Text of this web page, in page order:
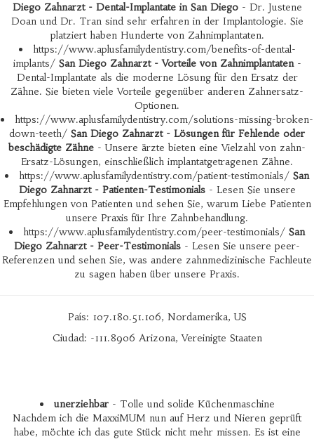
Diego Zahnarzt - Dental-Implantate in San Diego- Dr. Justene
Doan und Dr. Tran sind sehr erfahren in der Implantologie. Sie
platziert haben Hunderte von Zahnimplantaten.
https://www.aplusfamilydentistry.com/benefits-of-dental-
implants/ San Diego Zahnarzt - Vorteile von Zahnimplantaten-
Dental-Implantate als die moderne Lösung für den Ersatz der
Zähne. Sie bieten viele Vorteile gegenüber anderen Zahnersatz-
Optionen.
https://www.aplusfamilydentistry.com/solutions-missing-broken-
down-teeth/ San Diego Zahnarzt - Lösungen für Fehlende oder
beschädigte Zähne - Unsere ärzte bieten eine Vielzahl von zahn-
Ersatz-Lösungen, einschließlich implantatgetragenen Zähne.
https://www.aplusfamilydentistry.com/patient-testimonials/ San
Diego Zahnarzt - Patienten-Testimonials- Lesen Sie unsere
Empfehlungen von Patienten und sehen Sie, warum Liebe Patienten
unsere Praxis für Ihre Zahnbehandlung.
https://www.aplusfamilydentistry.com/peer-testimonials/ San
Diego Zahnarzt - Peer-Testimonials - Lesen Sie unsere peer-
Referenzen und sehen Sie, was andere zahnmedizinische Fachleute
zu sagen haben über unsere Praxis.
País: 107.180.51.106, Nordamerika, US
Ciudad: -111.8906 Arizona, Vereinigte Staaten
unerziehbar- Tolle und solide Küchenmaschine
Nachdem ich die MaxxiMUM nun auf Herz und Nieren geprüft
habe, möchte ich das gute Stück nicht mehr missen. Es ist eine